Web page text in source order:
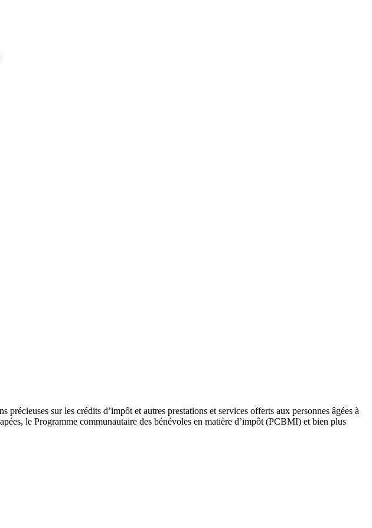
sur les crédits d’impôt et autres prestations et services offerts aux personnes âgées à
le Programme communautaire des bénévoles en matière d’impôt (PCBMI) et bien plus